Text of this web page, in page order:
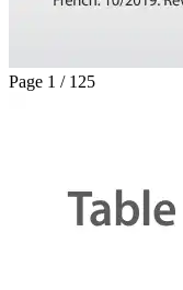
Page 1 / 125